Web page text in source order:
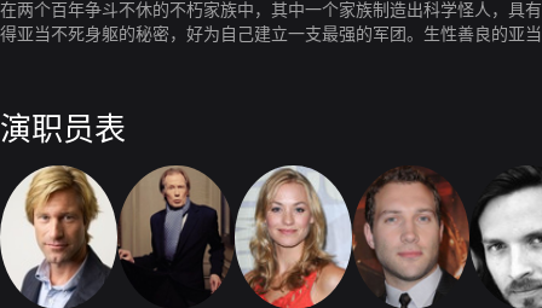
在两个百年争斗不休的不朽家族中，其中一个家族制造出科学怪人，具
得亚当不死身躯的秘密，好为自己建立一支最强的军团。生性善良的亚
演职员表